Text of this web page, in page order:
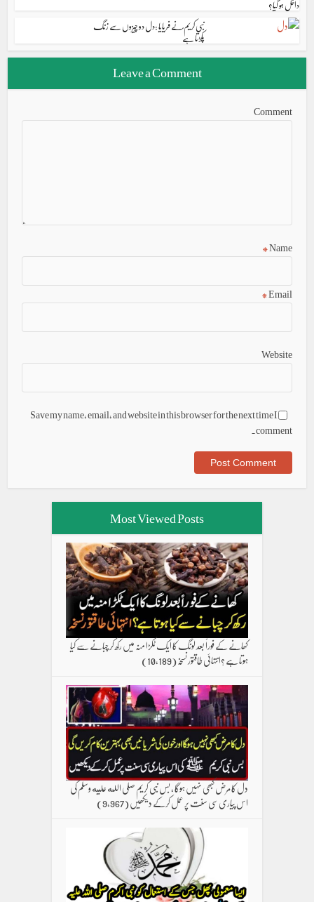
نبی کریم ؐنے فریایا :دل دو چیزوں سے زنگ
پکڑتا ہے
Leave a Comment
Comment
Name
*
Email
*
Website
Save my name, email, and website in this browser for the next time I
comment.
Most Viewed Posts
کھانے کے فوراً بعد لونگ کا ایک ٹکڑا منہ میں رکھ کر چبانے سے کیا
ہوتا ہے ؟انتہائی طاقتور نسخہ(10,189)
دل کا مرض کبھی نہیں ہوگا ، بس نبی کریم صلی الله علیه وسلم کی
اس پیاری سی سنت پر عمل کرکے دیکھیں(9,967)